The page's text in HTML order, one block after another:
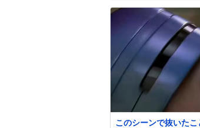
た！✨ スマホと小物とペットボトルが入るの
最高すぎる🥹 しかも
ファスナーない！地
数
ス
数
ね
数
このシーンで抜いた